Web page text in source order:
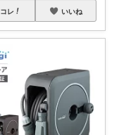
コレ いいね